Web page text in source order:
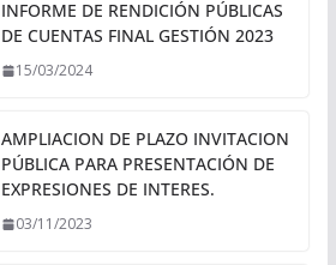
INFORME DE RENDICIÓN PÚBLICAS
DE CUENTAS FINAL GESTIÓN 2023
15/03/2024
AMPLIACION DE PLAZO INVITACION
PÚBLICA PARA PRESENTACIÓN DE
EXPRESIONES DE INTERES.
03/11/2023